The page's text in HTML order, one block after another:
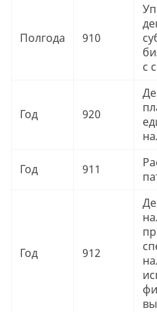
Полгода 910
c
Год 920
Год 911
Год 912